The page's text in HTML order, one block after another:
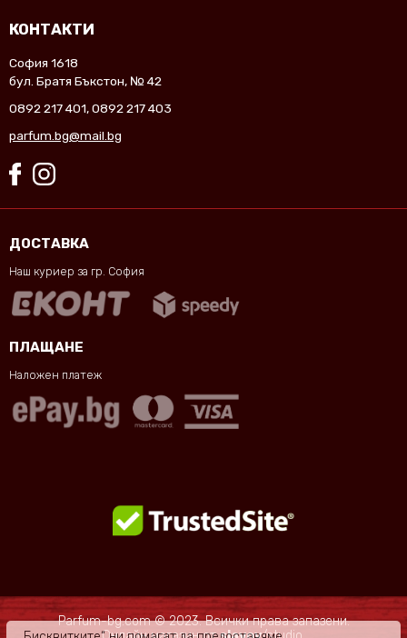
КОНТАКТИ
София 1618
бул. Братя Бъкстон, № 42
0892 217 401,0892 217 403
parfum.bg@mail.bg
ДОСТАВКА
Наш куриер за гр. София
ПЛАЩАНЕ
Наложен платеж
Parfum-bg.com © 2023. Всички права запазени.